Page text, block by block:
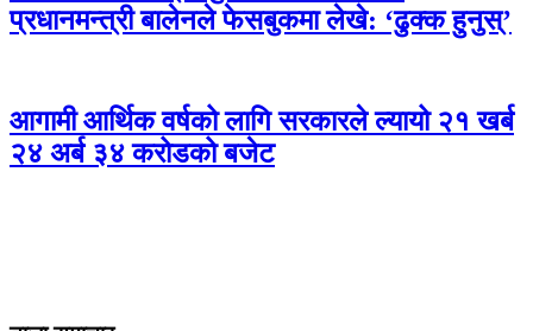
प्रधानमन्त्री बालेनले फेसबुकमा लेखे: ‘ढुक्क हुनुस्’
आगामी आर्थिक वर्षको लागि सरकारले ल्यायो २१ खर्ब
२४ अर्ब ३४ करोडको बजेट